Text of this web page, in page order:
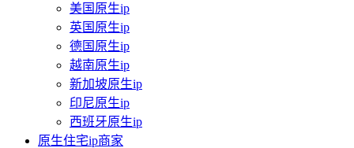
美国原生ip
英国原生ip
德国原生ip
越南原生ip
新加坡原生ip
印尼原生ip
西班牙原生ip
原生住宅ip商家